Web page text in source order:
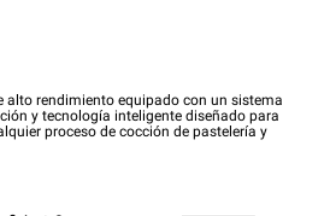
alto rendimiento equipado con un sistema
y tecnología inteligente diseñado para
proceso de cocción de pastelería y